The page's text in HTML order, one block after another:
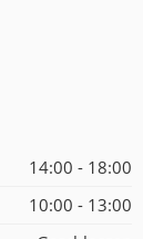
14:00 - 18:00
10:00 - 13:00